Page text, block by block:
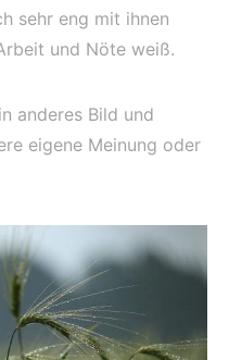
sehr eng mit ihnen
und Nöte weiß.
anderes Bild und
eigene Meinung oder